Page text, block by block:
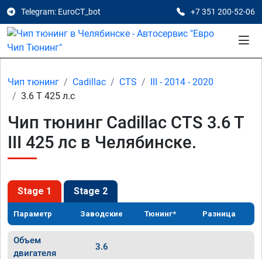
Telegram: EuroCT_bot +7 351 200-52-06
Чип тюнинг Cadillac CTS
III - 2014 - 2020
3.6 T 425 л.с
Чип тюнинг Cadillac CTS 3.6 T
III 425 лс в Челябинске.
Stage 1 Stage 2
Параметр Заводские Тюнинг* Разница
Объем
двигателя
3.6